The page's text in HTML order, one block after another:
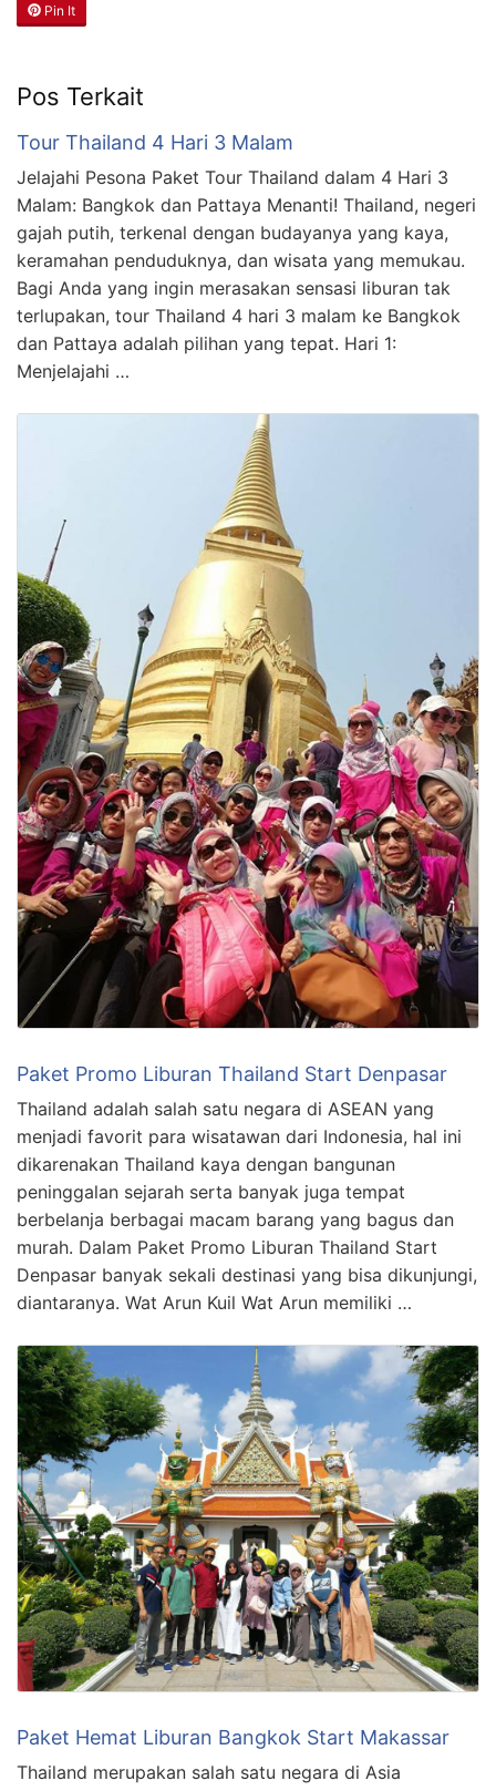
Pin It
Pos Terkait
Tour Thailand 4 Hari 3 Malam
Jelajahi Pesona Paket Tour Thailand dalam 4 Hari 3
Malam: Bangkok dan Pattaya Menanti! Thailand, negeri
gajah putih, terkenal dengan budayanya yang kaya,
keramahan penduduknya, dan wisata yang memukau.
Bagi Anda yang ingin merasakan sensasi liburan tak
terlupakan, tour Thailand 4 hari 3 malam ke Bangkok
dan Pattaya adalah pilihan yang tepat. Hari 1:
Menjelajahi …
Paket Promo Liburan Thailand Start Denpasar
Thailand adalah salah satu negara di ASEAN yang
menjadi favorit para wisatawan dari Indonesia, hal ini
dikarenakan Thailand kaya dengan bangunan
peninggalan sejarah serta banyak juga tempat
berbelanja berbagai macam barang yang bagus dan
murah. Dalam Paket Promo Liburan Thailand Start
Denpasar banyak sekali destinasi yang bisa dikunjungi,
diantaranya. Wat Arun Kuil Wat Arun memiliki …
Paket Hemat Liburan Bangkok Start Makassar
Thailand merupakan salah satu negara di Asia